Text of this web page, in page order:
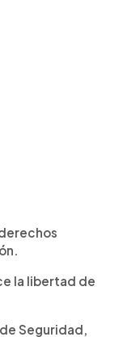
la libertad de
Seguridad,